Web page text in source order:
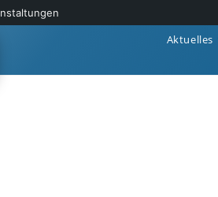
Aktuelles